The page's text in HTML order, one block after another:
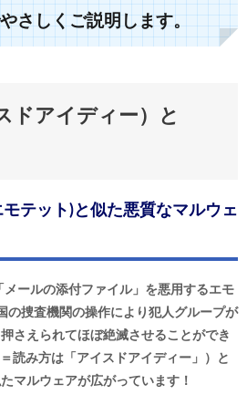
さしくご説明します。
ドアイディー）と
テット)と似た悪質なマルウェ
ールの添付ファイル」を悪用するエモ
の捜査機関の操作により犯人グループが
さえられてほぼ絶滅させることができ
読み方は「アイスドアイディー」）と
マルウェアが広がっています！